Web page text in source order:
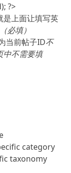
); ?>
上面让填写英
（必填）
当前帖子ID不
中不需要填
category
taxonomy